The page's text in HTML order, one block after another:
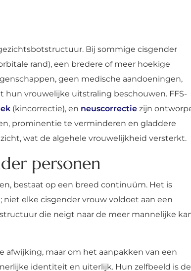
Bij sommige cisgender
rand), een bredere of meer hoekige
geen medische aandoeningen,
vrouwelijke uitstraling beschouwen. FFS-
(kincorrectie), en neuscorrectie zijn
prominentie te verminderen en gladdere
wat de algehele vrouwelijkheid versterkt.
personen
bestaat op een breed continuüm. Het is
elke cisgender vrouw voldoet aan een
die neigt naar de meer mannelijke
afwijking, maar om het aanpakken van een
identiteit en uiterlijk. Hun zelfbeeld is de